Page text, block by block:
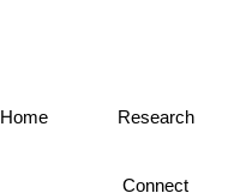
Home Research
Connect